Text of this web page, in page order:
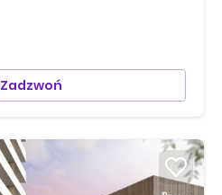
Zadzwoń